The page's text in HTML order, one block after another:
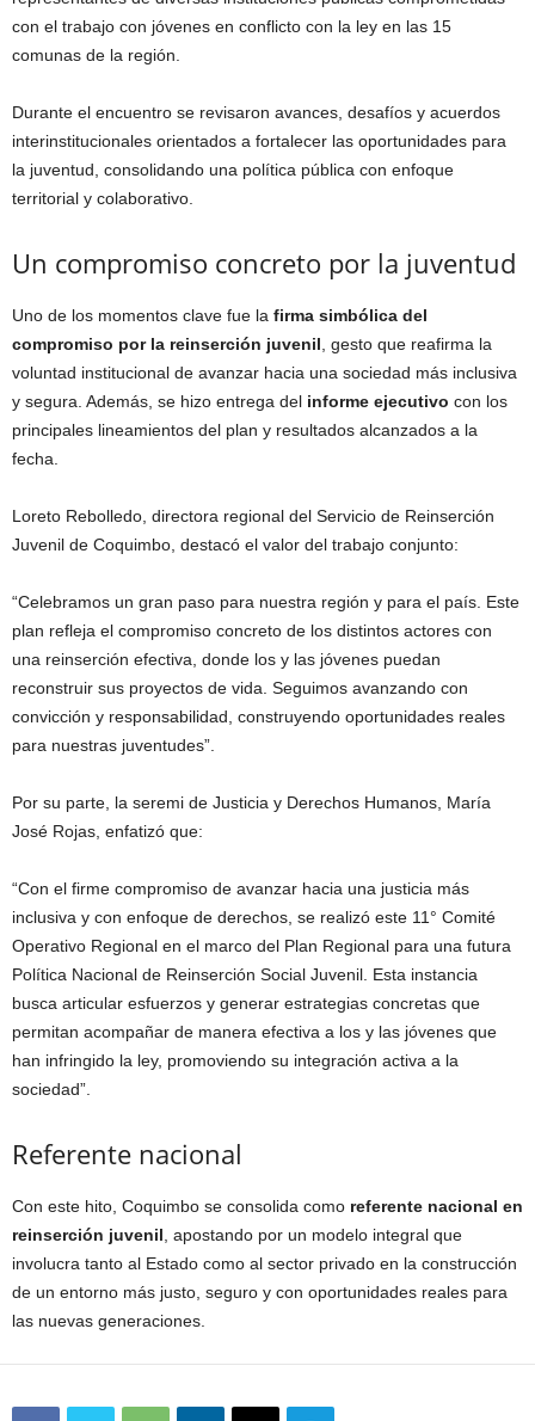
con el trabajo con jóvenes en conflicto con la ley en las 15
comunas de la región.
Durante el encuentro se revisaron avances, desafíos y acuerdos
interinstitucionales orientados a fortalecer las oportunidades para
la juventud, consolidando una política pública con enfoque
territorial y colaborativo.
Un compromiso concreto por la juventud
Uno de los momentos clave fue la firma simbólica del
compromiso por la reinserción juvenil , gesto que reafirma la
voluntad institucional de avanzar hacia una sociedad más inclusiva
y segura. Además, se hizo entrega del informe ejecutivo con los
principales lineamientos del plan y resultados alcanzados a la
fecha.
Loreto Rebolledo, directora regional del Servicio de Reinserción
Juvenil de Coquimbo, destacó el valor del trabajo conjunto:
“Celebramos un gran paso para nuestra región y para el país. Este
plan refleja el compromiso concreto de los distintos actores con
una reinserción efectiva, donde los y las jóvenes puedan
reconstruir sus proyectos de vida. Seguimos avanzando con
convicción y responsabilidad, construyendo oportunidades reales
para nuestras juventudes”.
Por su parte, la seremi de Justicia y Derechos Humanos, María
José Rojas, enfatizó que:
“Con el firme compromiso de avanzar hacia una justicia más
inclusiva y con enfoque de derechos, se realizó este 11° Comité
Operativo Regional en el marco del Plan Regional para una futura
Política Nacional de Reinserción Social Juvenil. Esta instancia
busca articular esfuerzos y generar estrategias concretas que
permitan acompañar de manera efectiva a los y las jóvenes que
han infringido la ley, promoviendo su integración activa a la
sociedad”.
Referente nacional
Con este hito, Coquimbo se consolida como referente nacional en
reinserción juvenil , apostando por un modelo integral que
involucra tanto al Estado como al sector privado en la construcción
de un entorno más justo, seguro y con oportunidades reales para
las nuevas generaciones.